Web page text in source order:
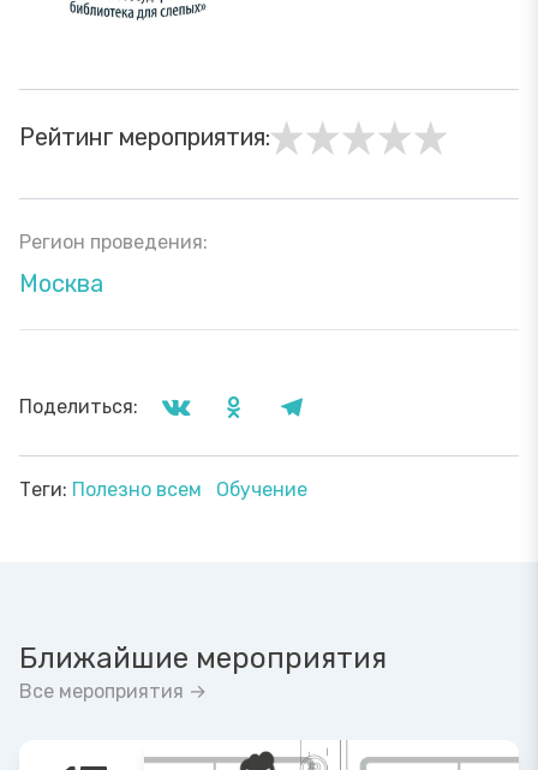
Рейтинг мероприятия:
Регион проведения:
Москва
Поделиться:
Теги: Полезно всем Обучение
Ближайшие мероприятия
Все мероприятия →